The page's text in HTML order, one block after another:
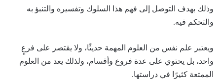
وذلك بهدف التوصل إلى فهم هذا السلوك وتفسيره والتنبؤ به
والتحكم فيه.
ويعتبر علم نفس من العلوم المهمة حديثًا، ولا يقتصر على فرعٍ
واحد، بل يحتوي على عدة فروع وأقسام، ولذلك يعد من العلوم
الممتعة كثيرًا في دراستها.